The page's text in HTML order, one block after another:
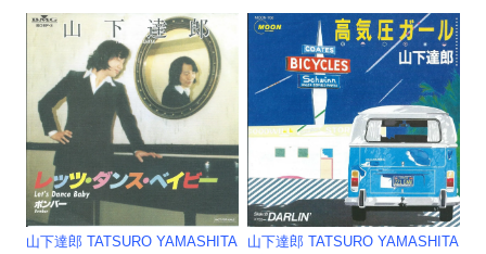
山下達郎 TATSURO YAMASHITA
山下達郎 TATSURO YAMASHITA